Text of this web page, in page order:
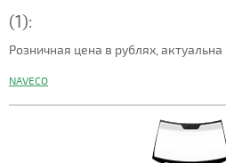
(1):
Розничная цена в рублях, актуальна
NAVECO